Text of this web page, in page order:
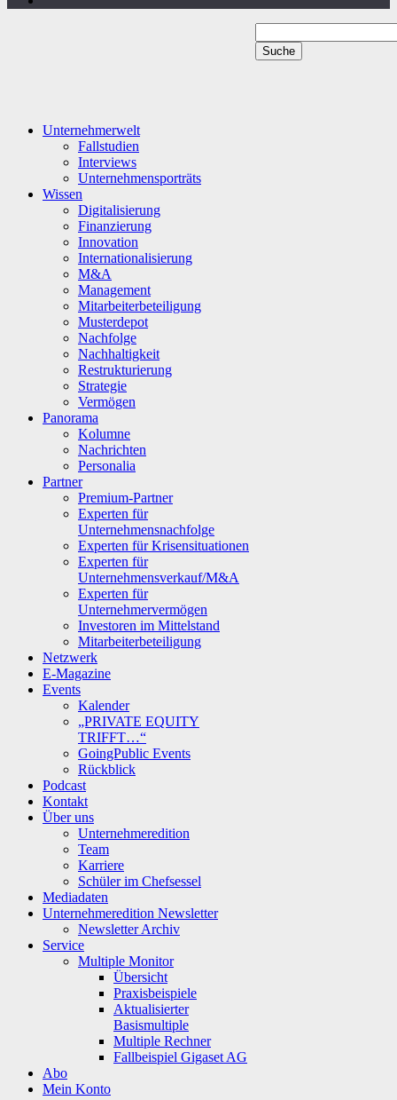
Unternehmerwelt
Fallstudien
Interviews
Unternehmensporträts
Wissen
Digitalisierung
Finanzierung
Innovation
Internationalisierung
M&A
Management
Mitarbeiterbeteiligung
Musterdepot
Nachfolge
Nachhaltigkeit
Restrukturierung
Strategie
Vermögen
Panorama
Kolumne
Nachrichten
Personalia
Partner
Premium-Partner
Experten für
Unternehmensnachfolge
Experten für Krisensituationen
Experten für
Unternehmensverkauf/M&A
Experten für
Unternehmervermögen
Investoren im Mittelstand
Mitarbeiterbeteiligung
Netzwerk
E-Magazine
Events
Kalender
„PRIVATE EQUITY
TRIFFT…“
GoingPublic Events
Rückblick
Podcast
Kontakt
Über uns
Unternehmeredition
Team
Karriere
Schüler im Chefsessel
Mediadaten
Unternehmeredition Newsletter
Newsletter Archiv
Service
Multiple Monitor
Übersicht
Praxisbeispiele
Aktualisierter
Basismultiple
Multiple Rechner
Fallbeispiel Gigaset AG
Abo
Mein Konto